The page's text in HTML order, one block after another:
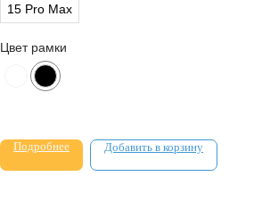
15 Pro Max
Цвет рамки
Подробнее Добавить в корзину